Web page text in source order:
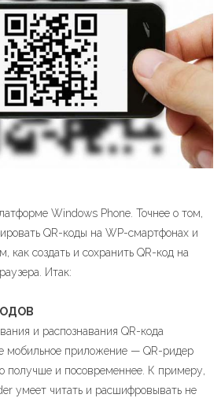
Windows Phone. Точнее о том,
QR-коды на WP-смартфонах и
как создать и сохранить QR-код на
Итак:
и распознавания QR-кода
мобильное приложение — QR-ридер
получше и посовременнее. К примеру,
умеет читать и расшифровывать не